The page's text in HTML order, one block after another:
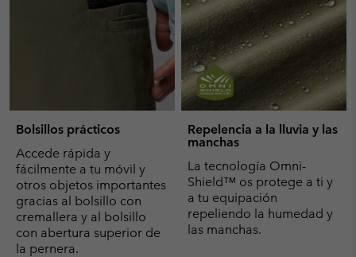
Bolsillos prácticos
Accede rápida y
fácilmente a tu móvil y
otros objetos importantes
gracias al bolsillo con
cremallera y al bolsillo
con abertura superior de
la pernera.
Repelencia a la lluvia y las
manchas
La tecnología Omni-
Shield™ os protege a ti y
a tu equipación
repeliendo la humedad y
las manchas.